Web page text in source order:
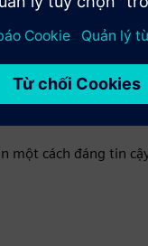
trường xung
kế riêng để đáp
thí nghiệm và
khí, hơi, bụi và
một cách đáng tin